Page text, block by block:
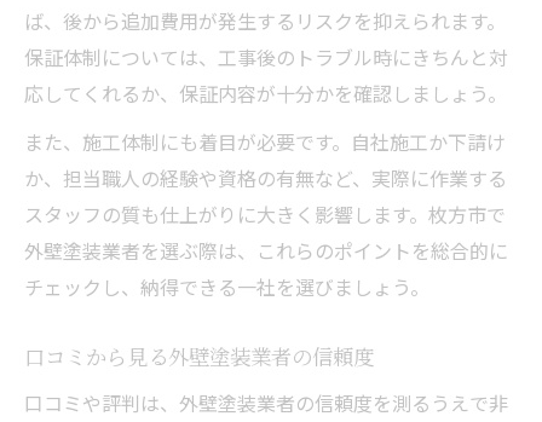
ば、後から追加費用が発生するリスクを抑えられます。
保証体制については、工事後のトラブル時にきちんと対
応してくれるか、保証内容が十分かを確認しましょう。
また、施工体制にも着目が必要です。自社施工か下請け
か、担当職人の経験や資格の有無など、実際に作業する
スタッフの質も仕上がりに大きく影響します。枚方市で
外壁塗装業者を選ぶ際は、これらのポイントを総合的に
チェックし、納得できる一社を選びましょう。
口コミから見る外壁塗装業者の信頼度
口コミや評判は、外壁塗装業者の信頼度を測るうえで非